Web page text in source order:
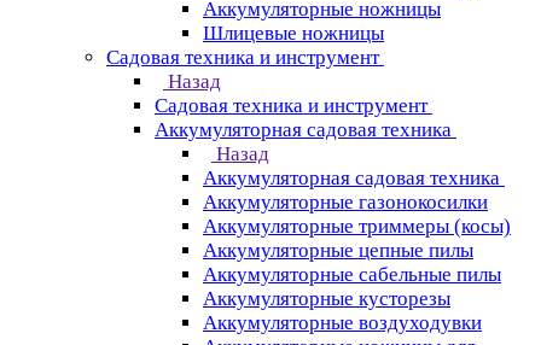
Аккумуляторные ножницы
Шлицевые ножницы
Cадовая техника и инструмент
Назад
Cадовая техника и инструмент
Аккумуляторная садовая техника
Назад
Аккумуляторная садовая техника
Аккумуляторные газонокосилки
Аккумуляторные триммеры (косы)
Аккумуляторные цепные пилы
Аккумуляторные сабельные пилы
Аккумуляторные кусторезы
Аккумуляторные воздуходувки